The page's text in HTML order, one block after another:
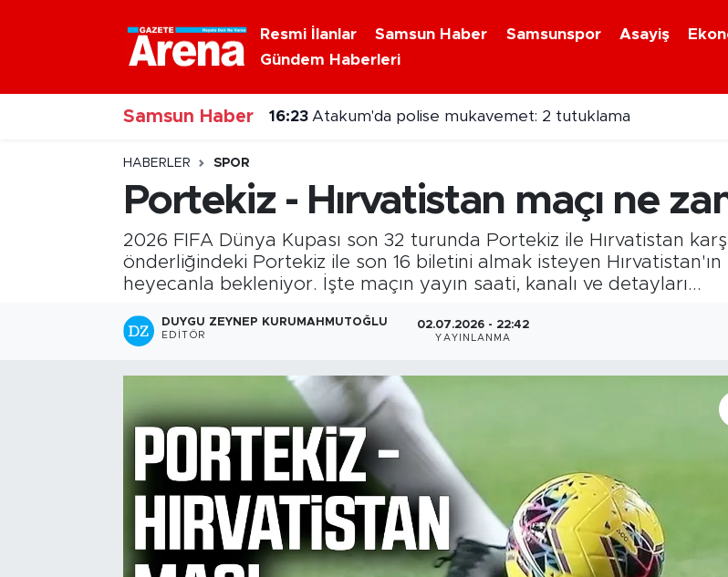
Resmi İlanlar Samsun Haber Samsunspor Asayiş
Gündem Haberleri
Samsun Haber 16:23 Atakum'da polise mukavemet: 2 tutuklama
HABERLER SPOR
Portekiz - Hırvatistan maçı ne
2026 FIFA Dünya Kupası son 32 turunda Portekiz ile Hırvatistan
önderliğindeki Portekiz ile son 16 biletini almak isteyen
heyecanla bekleniyor. İşte maçın yayın saati, kanalı ve detayları...
DUYGU ZEYNEP KURUMAHMUTOĞLU
EDITÖR
02.07.2026 - 22:42
YAYINLANMA
Nöbetçi Eczaneler
Hava Durumu
Samsun Namaz Vakitleri
Trafik Durumu
Süper Lig Puan Durumu ve Fikstür
Son Dakika Haberleri